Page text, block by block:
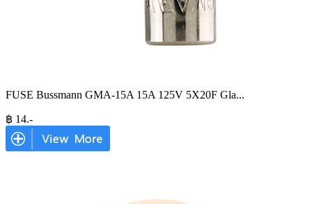
FUSE Bussmann GMA-15A 15A 125V 5X20F Gla...
฿ 14.-